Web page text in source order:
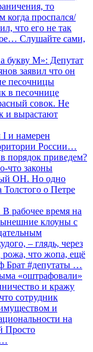
то
когда проспался/
что его не так
Слушайте сами,
букву М»: Депутат
заявил что он
песочницы
в песочнице
совок. Не
и вырастают
I и намерен
России…
порядок приведем?
что законы
ОН. Но одно
о Петре
рабочее время на
клоуны с
– глядь, через
рожа, что жопа, ещё
Брат #депутаты …
«оштрафовали»
и кражу
сотрудник
и
на
Просто
…